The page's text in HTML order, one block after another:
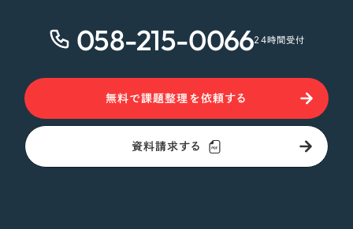
058-215-006624時間受付
無料で課題整理を依頼する
資料請求する